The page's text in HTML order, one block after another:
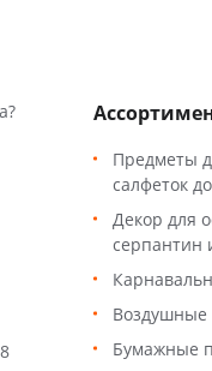
Предметы
салфеток
Декор для
серпантин
Бумажные